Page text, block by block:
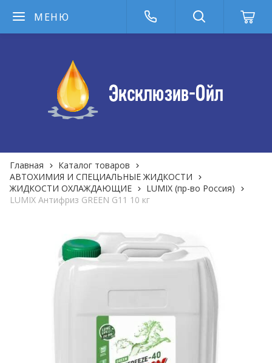
МЕНЮ
Главная
Каталог товаров
АВТОХИМИЯ И СПЕЦИАЛЬНЫЕ ЖИДКОСТИ
ЖИДКОСТИ ОХЛАЖДАЮЩИЕ
LUMIX (пр-во Россия)
LUMIX Антифриз GREEN G11 10 кг